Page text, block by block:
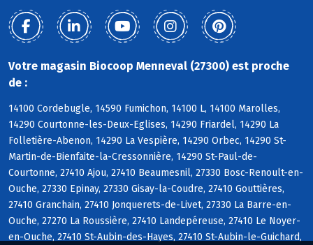
Votre magasin Biocoop Menneval (27300) est proche
de :
14100 Cordebugle, 14590 Fumichon, 14100 L, 14100 Marolles,
14290 Courtonne-les-Deux-Eglises, 14290 Friardel, 14290 La
Folletière-Abenon, 14290 La Vespière, 14290 Orbec, 14290 St-
Martin-de-Bienfaite-la-Cressonnière, 14290 St-Paul-de-
Courtonne, 27410 Ajou, 27410 Beaumesnil, 27330 Bosc-Renoult-en-
Ouche, 27330 Epinay, 27330 Gisay-la-Coudre, 27410 Gouttières,
27410 Granchain, 27410 Jonquerets-de-Livet, 27330 La Barre-en-
Ouche, 27270 La Roussière, 27410 Landepéreuse, 27410 Le Noyer-
en-Ouche, 27410 St-Aubin-des-Hayes, 27410 St-Aubin-le-Guichard,